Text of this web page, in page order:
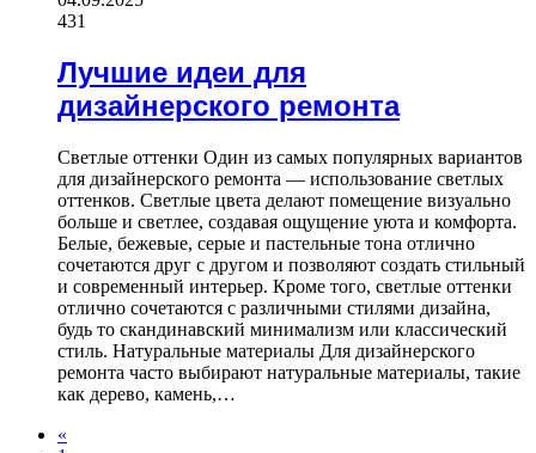
431
Лучшие идеи для
дизайнерского ремонта
Светлые оттенки Один из самых популярных вариантов
для дизайнерского ремонта — использование светлых
оттенков. Светлые цвета делают помещение визуально
больше и светлее, создавая ощущение уюта и комфорта.
Белые, бежевые, серые и пастельные тона отлично
сочетаются друг с другом и позволяют создать стильный
и современный интерьер. Кроме того, светлые оттенки
отлично сочетаются с различными стилями дизайна,
будь то скандинавский минимализм или классический
стиль. Натуральные материалы Для дизайнерского
ремонта часто выбирают натуральные материалы, такие
как дерево, камень,…
«